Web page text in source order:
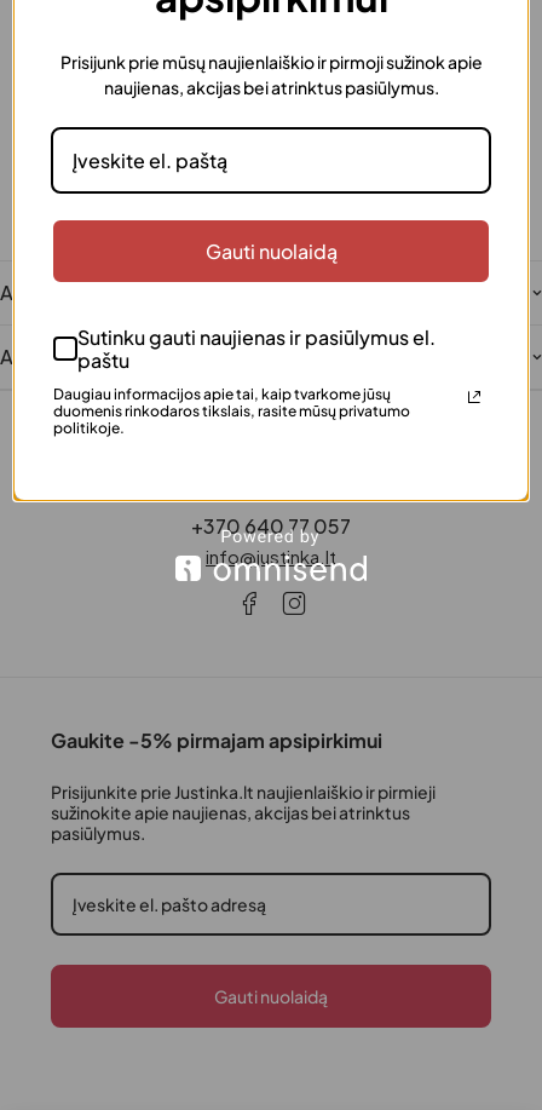
Greitas pristatymas
Dovanos pakavimas
Šią prekę galima supakuoti kaip dovaną
Saugus atsiskaitymas
Klientų įvertinta
Šimtai patenkintų klientų
Aprašymas
Atsiliepimai
+370 640 77 057
info@justinka.lt
Gaukite -5% pirmajam apsipirkimui
Prisijunkite prie Justinka.lt naujienlaiškio ir pirmieji
sužinokite apie naujienas, akcijas bei atrinktus
pasiūlymus.
Gauti nuolaidą
Prisijunk prie mūsų naujienlaiškio ir pirmoji sužinok apie
naujienas, akcijas bei atrinktus pasiūlymus.
Gauti nuolaidą
Sutinku gauti naujienas ir pasiūlymus el.
paštu
Daugiau informacijos apie tai, kaip tvarkome jūsų
duomenis rinkodaros tikslais, rasite mūsų privatumo
politikoje.